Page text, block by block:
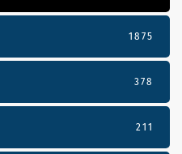
1875
378
211